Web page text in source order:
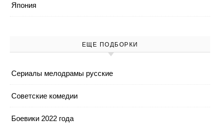
Япония
ЕЩЕ ПОДБОРКИ
Cериалы мелодрамы русские
Cоветские комедии
Боевики 2022 года